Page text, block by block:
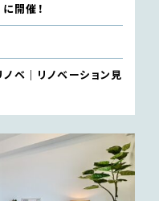
開催！
ノベ｜リノベーション見